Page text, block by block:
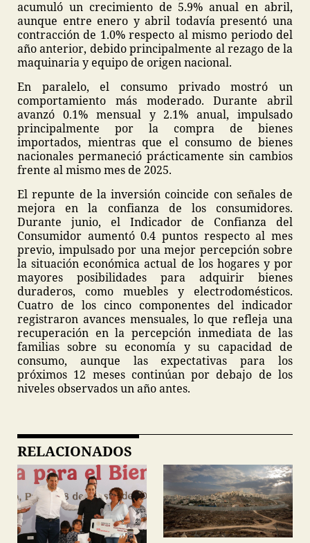
acumuló un crecimiento de 5.9% anual en abril,
aunque entre enero y abril todavía presentó una
contracción de 1.0% respecto al mismo periodo del
año anterior, debido principalmente al rezago de la
maquinaria y equipo de origen nacional.
En paralelo, el consumo privado mostró un
comportamiento más moderado. Durante abril
avanzó 0.1% mensual y 2.1% anual, impulsado
principalmente por la compra de bienes
importados, mientras que el consumo de bienes
nacionales permaneció prácticamente sin cambios
frente al mismo mes de 2025.
El repunte de la inversión coincide con señales de
mejora en la confianza de los consumidores.
Durante junio, el Indicador de Confianza del
Consumidor aumentó 0.4 puntos respecto al mes
previo, impulsado por una mejor percepción sobre
la situación económica actual de los hogares y por
mayores posibilidades para adquirir bienes
duraderos, como muebles y electrodomésticos.
Cuatro de los cinco componentes del indicador
registraron avances mensuales, lo que refleja una
recuperación en la percepción inmediata de las
familias sobre su economía y su capacidad de
consumo, aunque las expectativas para los
próximos 12 meses continúan por debajo de los
niveles observados un año antes.
RELACIONADOS